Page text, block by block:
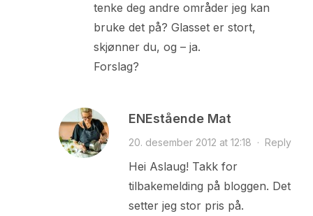
tenke deg andre områder jeg kan
bruke det på? Glasset er stort,
skjønner du, og – ja.
Forslag?
ENEstående Mat
20. desember 2012 at 12:18 · Reply
Hei Aslaug! Takk for
tilbakemelding på bloggen. Det
setter jeg stor pris på.